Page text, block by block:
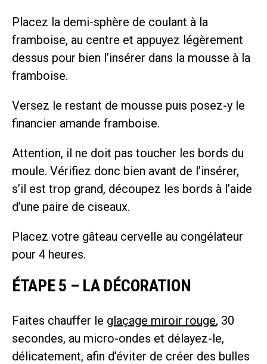
Placez la demi-sphère de coulant à la
framboise, au centre et appuyez légèrement
dessus pour bien l’insérer dans la mousse à la
framboise.
Versez le restant de mousse puis posez-y le
financier amande framboise.
Attention, il ne doit pas toucher les bords du
moule. Vérifiez donc bien avant de l’insérer,
s’il est trop grand, découpez les bords à l’aide
d’une paire de ciseaux.
Placez votre gâteau cervelle au congélateur
pour 4 heures.
ÉTAPE 5 – LA DÉCORATION
Faites chauffer le glaçage miroir rouge, 30
secondes, au micro-ondes et délayez-le,
délicatement, afin d’éviter de créer des bulles